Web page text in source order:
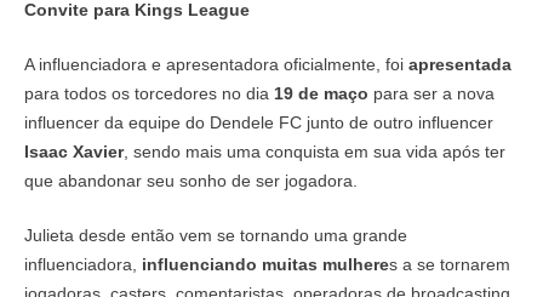
Convite para Kings League
A influenciadora e apresentadora oficialmente, foi apresentada
para todos os torcedores no dia 19 de maço para ser a nova
influencer da equipe do Dendele FC junto de outro influencer
Isaac Xavier, sendo mais uma conquista em sua vida após ter
que abandonar seu sonho de ser jogadora.
Julieta desde então vem se tornando uma grande
influenciadora, influenciando muitas mulheres a se tornarem